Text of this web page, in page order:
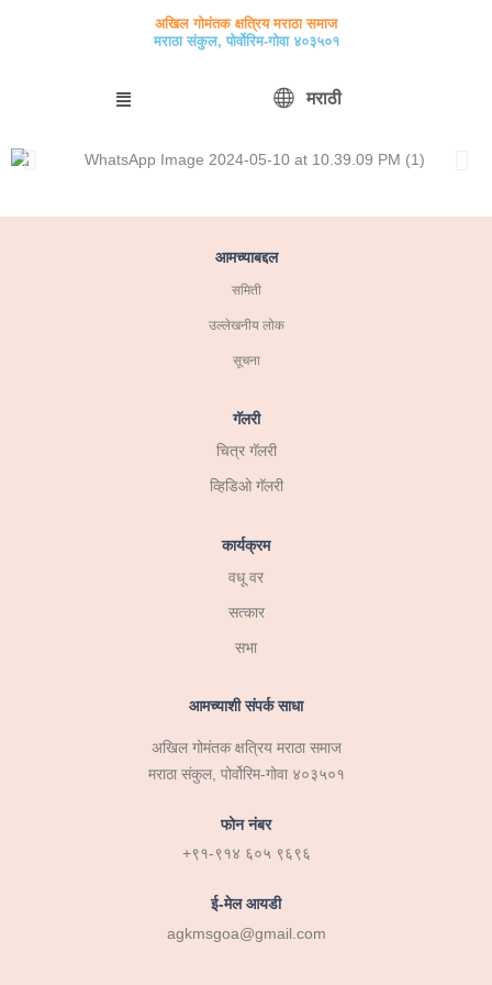
अखिल गोमंतक क्षत्रिय मराठा समाज
मराठा संकुल, पोर्वोरिम-गोवा ४०३५०१
Menu मराठी
आमच्याबद्दल
समिती
उल्लेखनीय लोक
सूचना
गॅलरी
चित्र गॅलरी
व्हिडिओ गॅलरी
कार्यक्रम
वधू वर
सत्कार
सभा
आमच्याशी संपर्क साधा
अखिल गोमंतक क्षत्रिय मराठा समाज
मराठा संकुल, पोर्वोरिम-गोवा ४०३५०१
फोन नंबर
+९१-९१४ ६०५ ९६९६
ई-मेल आयडी
agkmsgoa@gmail.com